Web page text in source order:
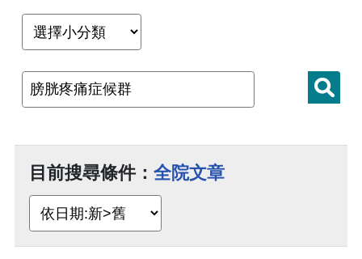
目前搜尋條件： 全院文章